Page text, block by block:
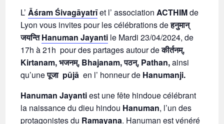
L’Āśram Śivagāyatrīet l’ associationACTHIMde
Lyon vous invites pour les célébrations deहनुमान्
जयन्तिHanuman Jayanti le Mardi 23/04/2024, de
17h à 21h pour des partages autour deकीर्तनम्,
Kirtanam, भजनम्, Bhajanam, पठन्, Pathan,ainsi
qu’uneपूजा pūjā en l’ honneur de Hanumanji.
Hanuman Jayantiest une fête hindoue célébrant
la naissance du dieu hindou Hanuman, l’un des
protagonistes du Ramayana. Hanuman est vénéré